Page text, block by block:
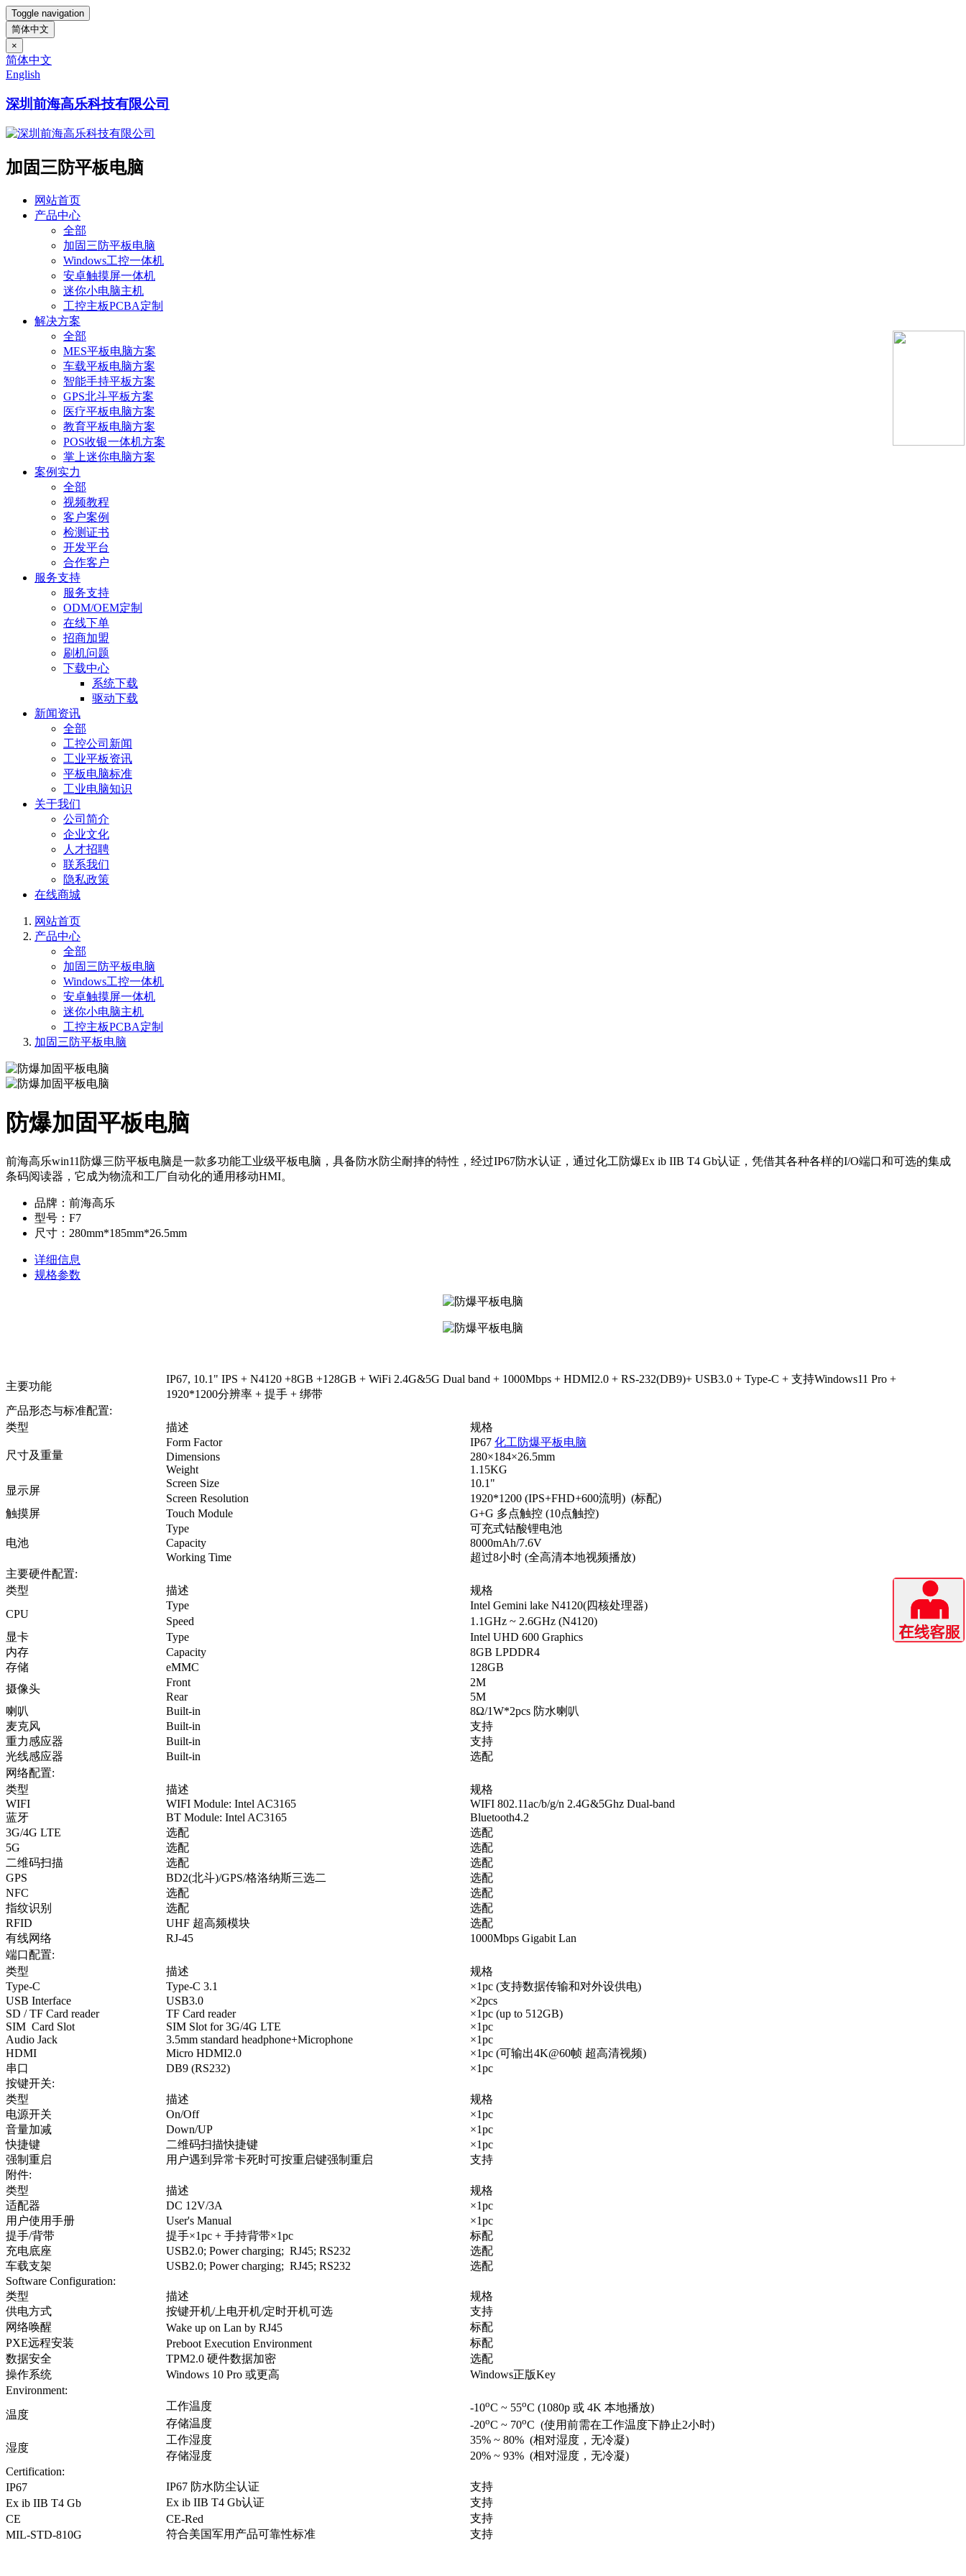
Toggle navigation
简体中文
×
简体中文
English
深圳前海高乐科技有限公司
加固三防平板电脑
网站首页
产品中心
全部
加固三防平板电脑
Windows工控一体机
安卓触摸屏一体机
迷你小电脑主机
工控主板PCBA定制
解决方案
全部
MES平板电脑方案
车载平板电脑方案
智能手持平板方案
GPS北斗平板方案
医疗平板电脑方案
教育平板电脑方案
POS收银一体机方案
掌上迷你电脑方案
案例实力
全部
视频教程
客户案例
检测证书
开发平台
合作客户
服务支持
服务支持
ODM/OEM定制
在线下单
招商加盟
刷机问题
下载中心
系统下载
驱动下载
新闻资讯
全部
工控公司新闻
工业平板资讯
平板电脑标准
工业电脑知识
关于我们
公司简介
企业文化
人才招聘
联系我们
隐私政策
在线商城
网站首页
产品中心
全部
加固三防平板电脑
Windows工控一体机
安卓触摸屏一体机
迷你小电脑主机
工控主板PCBA定制
加固三防平板电脑
防爆加固平板电脑
前海高乐win11防爆三防平板电脑是一款多功能工业级平板电脑，具备防水防尘耐摔的特性，经过IP67防水认证，通过化工防爆Ex ib IIB T4 Gb认证，凭借其各种各样的I/O端口和可选的集成
条码阅读器，它成为物流和工厂自动化的通用移动HMI。
品牌：前海高乐
型号：F7
尺寸：280mm*185mm*26.5mm
详细信息
规格参数
主要功能
IP67, 10.1" IPS + N4120 +8GB +128GB + WiFi 2.4G&5G Dual band + 1000Mbps + HDMI2.0 + RS-232(DB9)+ USB3.0 + Type-C + 支持Windows11 Pro +
1920*1200分辨率 + 提手 + 绑带
产品形态与标准配置:
类型
描述 规格
尺寸及重量
Form Factor IP67 化工防爆平板电脑
Dimensions
280×184×26.5mm
Weight
1.15KG
显示屏
Screen Size
10.1"
Screen Resolution
1920*1200 (IPS+FHD+600流明) (标配)
触摸屏
Touch Module G+G 多点触控 (10点触控)
电池
Type
可充式钴酸锂电池
Capacity
8000mAh/7.6V
Working Time
超过8小时 (全高清本地视频播放)
主要硬件配置:
类型
描述
规格
CPU
Type Intel Gemini lake N4120(四核处理器)
Speed
1.1GHz ~ 2.6GHz (N4120)
显卡
Type
Intel UHD 600 Graphics
内存
Capacity
8GB LPDDR4
存储
eMMC
128GB
摄像头
Front
2M
Rear
5M
喇叭
Built-in 8Ω/1W*2pcs 防水喇叭
麦克风
Built-in
支持
重力感应器
Built-in
支持
光线感应器
Built-in
选配
网络配置:
类型
描述
规格
WIFI
WIFI Module: Intel AC3165
WIFI 802.11ac/b/g/n 2.4G&5Ghz Dual-band
蓝牙
BT Module: Intel AC3165
Bluetooth4.2
3G/4G LTE
选配
选配
5G
选配
选配
二维码扫描
选配
选配
GPS
BD2(北斗)/GPS/格洛纳斯三选二
选配
NFC
选配
选配
指纹识别
选配
选配
RFID
UHF 超高频模块
选配
有线网络
RJ-45
1000Mbps Gigabit Lan
端口配置:
类型
描述
规格
Type-C
Type-C 3.1 ×1pc (支持数据传输和对外设供电)
USB Interface
USB3.0
×2pcs
SD / TF Card reader
TF Card reader
×1pc (up to 512GB)
SIM Card Slot
SIM Slot for 3G/4G LTE
×1pc
Audio Jack
3.5mm standard headphone+Microphone
×1pc
HDMI
Micro HDMI2.0 ×1pc (可输出4K@60帧 超高清视频)
串口
DB9 (RS232)
×1pc
按键开关:
类型
描述
规格
电源开关
On/Off
×1pc
音量加减
Down/UP
×1pc
快捷键
二维码扫描快捷键
×1pc
强制重启
用户遇到异常卡死时可按重启键强制重启
支持
附件:
类型
描述
规格
适配器
DC 12V/3A
×1pc
用户使用手册
User's Manual
×1pc
提手/背带
提手×1pc + 手持背带×1pc
标配
充电底座
USB2.0; Power charging; RJ45; RS232
选配
车载支架
USB2.0; Power charging; RJ45; RS232
选配
Software Configuration:
类型
描述
规格
供电方式
按键开机/上电开机/定时开机可选
支持
网络唤醒
Wake up on Lan by RJ45
标配
PXE远程安装 Preboot Execution Environment
标配
数据安全
TPM2.0 硬件数据加密
选配
操作系统
Windows 10 Pro 或更高
Windows正版Key
Environment:
温度
工作温度 -10oC ~ 55oC (1080p 或 4K 本地播放)
存储温度
-20oC ~ 70oC (使用前需在工作温度下静止2小时)
湿度
工作湿度 35% ~ 80% (相对湿度，无冷凝)
存储湿度
20% ~ 93% (相对湿度，无冷凝)
Certification:
IP67
IP67 防水防尘认证
支持
Ex ib IIB T4 Gb
Ex ib IIB T4 Gb认证
支持
CE
CE-Red
支持
MIL-STD-810G
符合美国军用产品可靠性标准 支持